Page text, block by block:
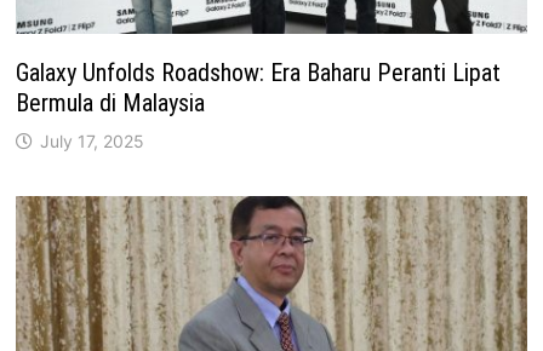
Galaxy Unfolds Roadshow: Era Baharu Peranti Lipat
Bermula di Malaysia
July 17, 2025